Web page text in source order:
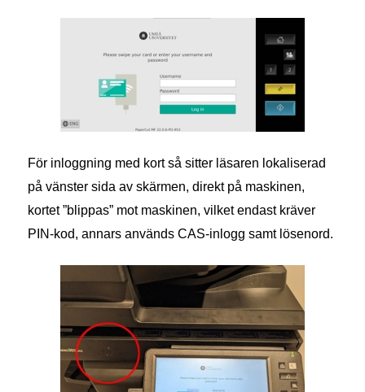
För inloggning med kort så sitter läsaren lokaliserad
på vänster sida av skärmen, direkt på maskinen,
kortet ”blippas” mot maskinen, vilket endast kräver
PIN-kod, annars används CAS-inlogg samt lösenord.